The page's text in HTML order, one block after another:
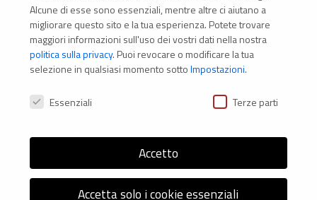
Via Marconi 69 – 40122 Bologna (Italia)
Tel. +39 051 294 775
Alcune di esse sono essenziali, mentre altre ci aiutano a
migliorare questo sito e la tua esperienza. Potete trovare
maggiori informazioni sull'uso dei vostri dati nella nostra
politica sulla privacy. Puoi revocare o modificare la tua
selezione in qualsiasi momento sottoImpostazioni.
Preferenze Privacy
Essenziali Terze parti
Accetto
Accetta solo i cookie essenziali